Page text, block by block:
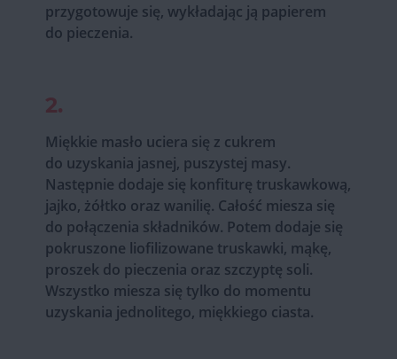
przygotowuje się, wykładając ją papierem
do pieczenia.
2.
Miękkie masło uciera się z cukrem
do uzyskania jasnej, puszystej masy.
Następnie dodaje się konfiturę truskawkową,
jajko, żółtko oraz wanilię. Całość miesza się
do połączenia składników. Potem dodaje się
pokruszone liofilizowane truskawki, mąkę,
proszek do pieczenia oraz szczyptę soli.
Wszystko miesza się tylko do momentu
uzyskania jednolitego, miękkiego ciasta.